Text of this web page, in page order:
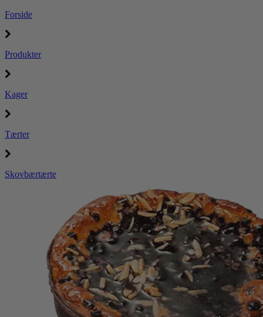
Forside
Produkter
Kager
Tærter
Skovbærtærte